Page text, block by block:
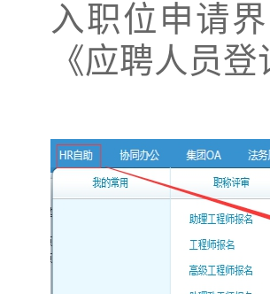
入职位申请
《应聘人员